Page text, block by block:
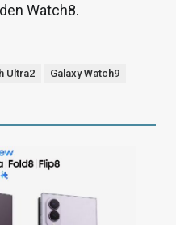
Watch8.
Ultra2
Galaxy Watch9